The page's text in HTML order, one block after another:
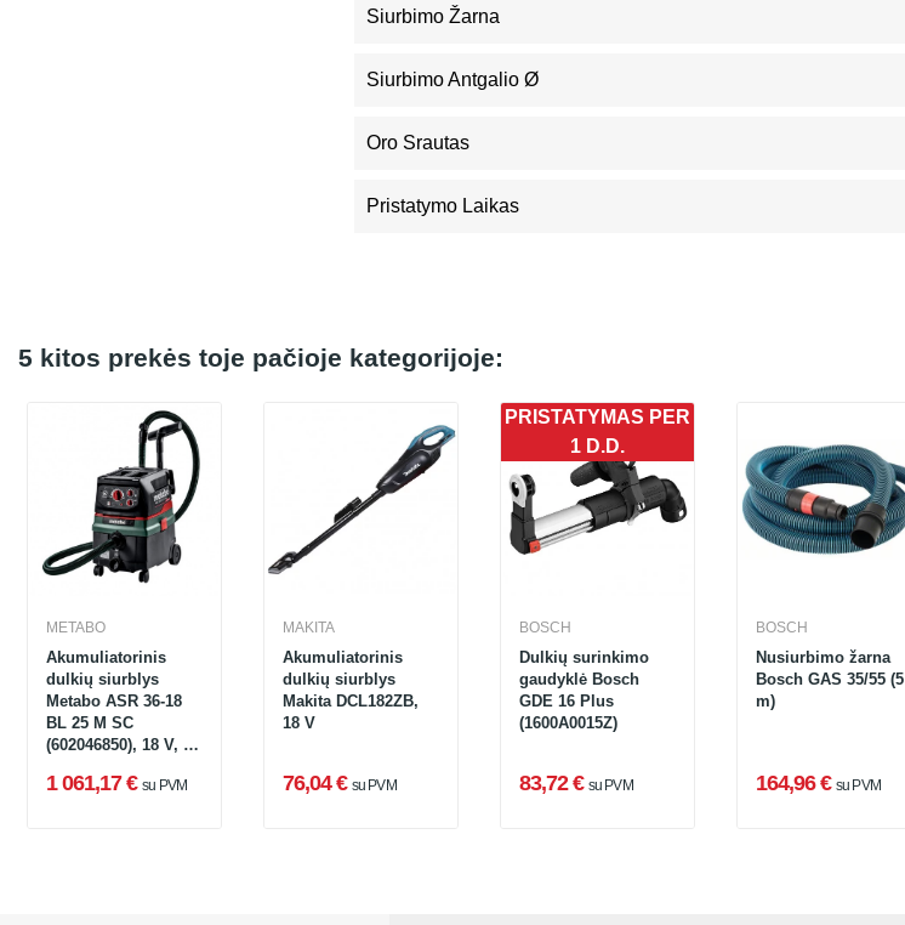
Siurbimo Žarna
Siurbimo Antgalio Ø
Oro Srautas
Pristatymo Laikas
5 kitos prekės toje pačioje kategorijoje:
METABO
Akumuliatorinis
dulkių siurblys
Metabo ASR 36-18
BL 25 M SC
(602046850), 18 V, su
nupurtymu
1 061,17 € su PVM
MAKITA
Akumuliatorinis
dulkių siurblys
Makita DCL182ZB,
18 V
76,04 € su PVM
PRISTATYMAS PER
1 D.D.
BOSCH
Dulkių surinkimo
gaudyklė Bosch
GDE 16 Plus
(1600A0015Z)
83,72 € su PVM
BOSCH
Nusiurbimo žarna
Bosch GAS 35/55 (5
m)
164,96 € su PVM